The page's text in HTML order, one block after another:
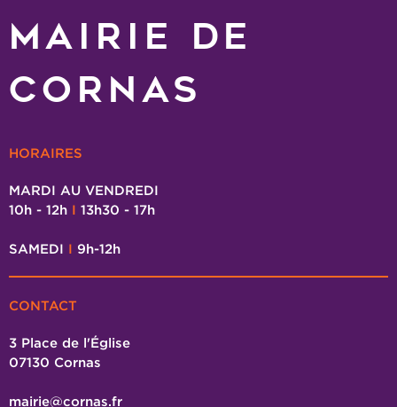
MAIRIE DE
CORNAS
HORAIRES
MARDI AU VENDREDI
10h - 12h I 13h30 - 17h
SAMEDI I 9h-12h
CONTACT
3 Place de l'Église
07130 Cornas
mairie@cornas.fr